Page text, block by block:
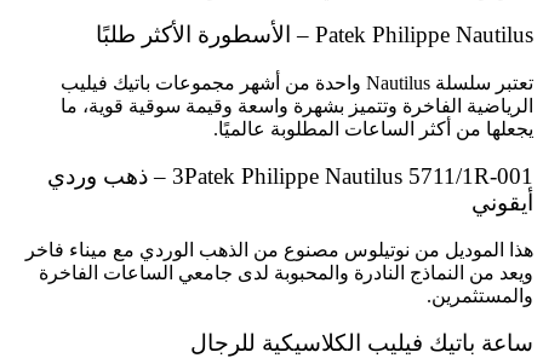
Patek Philippe Nautilus – الأسطورة الأكثر طلبًا
تعتبر سلسلة Nautilus واحدة من أشهر مجموعات باتيك فيليب
الرياضية الفاخرة وتتميز بشهرة واسعة وقيمة سوقية قوية، ما
يجعلها من أكثر الساعات المطلوبة عالميًا.
3Patek Philippe Nautilus 5711/1R-001 – ذهب وردي
أيقوني
هذا الموديل من نوتيلوس مصنوع من الذهب الوردي مع ميناء فاخر
ويعد من النماذج النادرة والمحبوبة لدى جامعي الساعات الفاخرة
والمستثمرين.
ساعة باتيك فيليب الكلاسيكية للرجال